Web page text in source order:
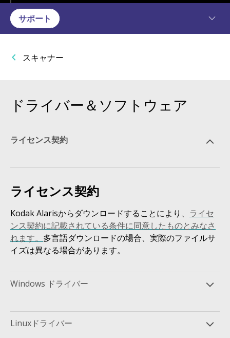
サポート
スキャナー
ドライバー＆ソフトウェア
ライセンス契約
ライセンス契約
Kodak Alarisからダウンロードすることにより、 ライセ
ンス契約に記載されている条件に同意したものとみなさ
れます。 多言語ダウンロードの場合、実際のファイルサ
イズは異なる場合があります。
Windows ドライバー
Linuxドライバー